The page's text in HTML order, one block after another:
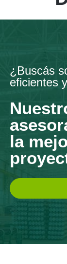
¿Buscás
eficientes
la